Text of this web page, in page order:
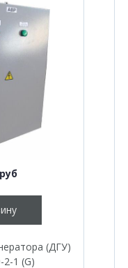
(ДГУ)
1 (G)